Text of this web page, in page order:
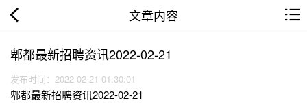
文章内容
郫都最新招聘资讯2022-02-21
发布时间：2022-02-21 01:30:01
郫都最新招聘资讯2022-02-21